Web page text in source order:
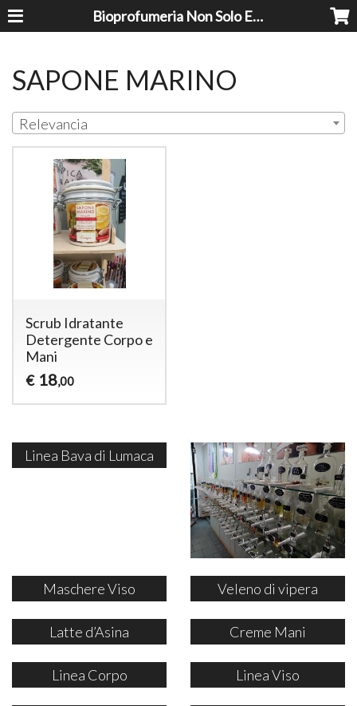
Bioprofumeria Non Solo Essenze
SAPONE MARINO
Relevancia
Scrub Idratante
Detergente Corpo e
Mani
€ 18,00
Linea Bava di Lumaca
Maschere Viso Veleno di vipera
Latte d’Asina Creme Mani
Linea Corpo Linea Viso